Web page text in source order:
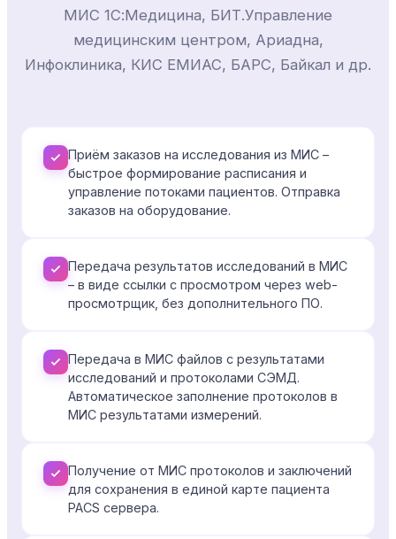
МИС 1С:Медицина, БИТ.Управление
медицинским центром, Ариадна,
Инфоклиника, КИС ЕМИАС, БАРС, Байкал и др.
Приём заказов на исследования из МИС –
быстрое формирование расписания и
управление потоками пациентов. Отправка
заказов на оборудование.
Передача результатов исследований в МИС
– в виде ссылки с просмотром через web-
просмотрщик, без дополнительного ПО.
Передача в МИС файлов с результатами
исследований и протоколами СЭМД.
Автоматическое заполнение протоколов в
МИС результатами измерений.
Получение от МИС протоколов и заключений
для сохранения в единой карте пациента
PACS сервера.